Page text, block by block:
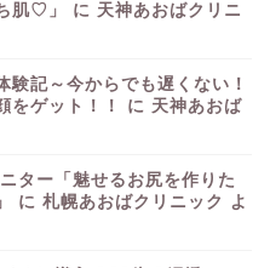
肌♡」
に 天神あおばクリニ
験記～今からでも遅くない！
をゲット！！
に 天神あおば
ター「魅せるお尻を作りた
に 札幌あおばクリニック よ